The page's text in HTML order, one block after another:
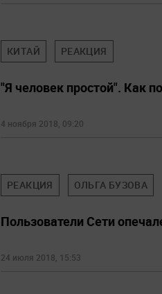
КИТАЙ РЕАКЦИЯ
"Я человек простой". Как
4 ноября 2018, 09:20
РЕАКЦИЯ ОЛЬГА БУЗОВА
Пользователи Сети
24 июля 2018, 15:53